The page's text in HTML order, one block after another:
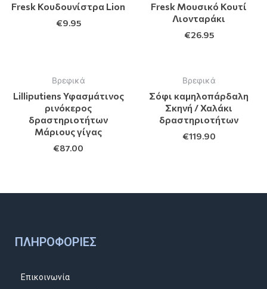
Fresk Κουδουνίστρα Lion
€9.95
Fresk Μουσικό Κουτί
Λιονταράκι
€26.95
Βρεφικά
Lilliputiens Υφασμάτινος
ρινόκερος
δραστηριοτήτων
Μάριους γίγας
€87.00
Βρεφικά
Σόφι καμηλοπάρδαλη
Σκηνή / Χαλάκι
δραστηριοτήτων
€119.90
ΠΛΗΡΟΦΟΡΊΕΣ
Επικοινωνία